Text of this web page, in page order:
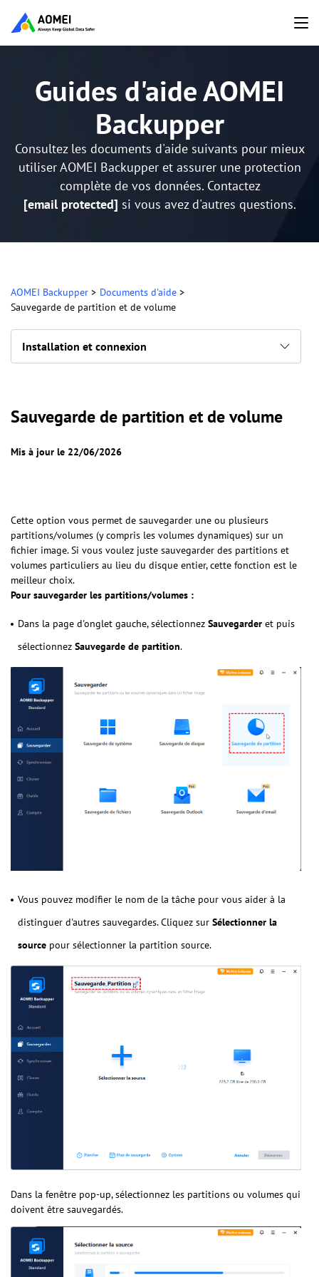
Guides d'aide AOMEI
Backupper
Consultez les documents d'aide suivants pour mieux
utiliser AOMEI Backupper et assurer une protection
complète de vos données. Contactez
[email protected] si vous avez d'autres questions.
AOMEI Backupper > Documents d'aide >
Sauvegarde de partition et de volume
Installation et connexion
Sauvegarde de partition et de volume
Mis à jour le 22/06/2026
Cette option vous permet de sauvegarder une ou plusieurs
partitions/volumes (y compris les volumes dynamiques) sur un
fichier image. Si vous voulez juste sauvegarder des partitions et
volumes particuliers au lieu du disque entier, cette fonction est le
meilleur choix.
Pour sauvegarder les partitions/volumes :
Dans la page d'onglet gauche, sélectionnez Sauvegarder et puis
sélectionnez Sauvegarde de partition.
Vous pouvez modifier le nom de la tâche pour vous aider à la
distinguer d'autres sauvegardes. Cliquez sur Sélectionner la
source pour sélectionner la partition source.
Dans la fenêtre pop-up, sélectionnez les partitions ou volumes qui
doivent être sauvegardés.